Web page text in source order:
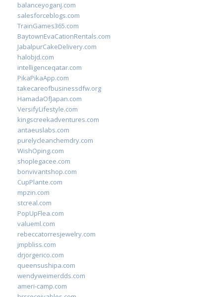
balanceyoganj.com
salesforceblogs.com
TrainGames365.com
BaytownEvaCationRentals.com
JabalpurCakeDelivery.com
halobjd.com
intelligenceqatar.com
PikaPikaApp.com
takecareofbusinessdfw.org
HamadaOfJapan.com
VersifyLifestyle.com
kingscreekadventures.com
antaeuslabs.com
purelycleanchemdry.com
WishOping.com
shoplegacee.com
bonvivantshop.com
CupPlante.com
mpzin.com
stcreal.com
PopUpFlea.com
valueml.com
rebeccatorresjewelry.com
jmpbliss.com
drjorgerico.com
queensushipa.com
wendyweimerdds.com
ameri-camp.com